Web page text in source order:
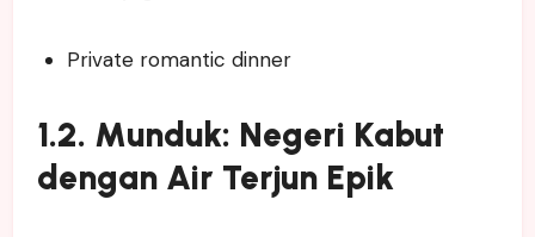
Private romantic dinner
1.2. Munduk: Negeri Kabut
dengan Air Terjun Epik